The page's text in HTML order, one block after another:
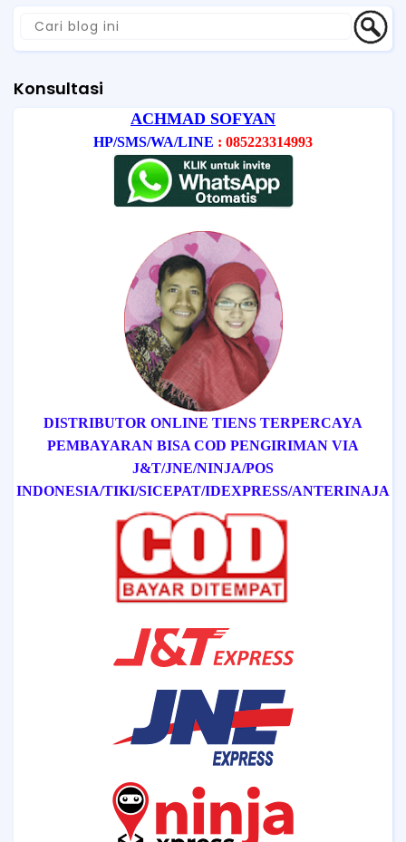
Konsultasi
ACHMAD SOFYAN
HP/SMS/WA/LINE : 085223314993
DISTRIBUTOR ONLINE TIENS TERPERCAYA
PEMBAYARAN BISA COD PENGIRIMAN VIA
J&T/JNE/NINJA/POS
INDONESIA/TIKI/SICEPAT/IDEXPRESS/ANTERINAJA